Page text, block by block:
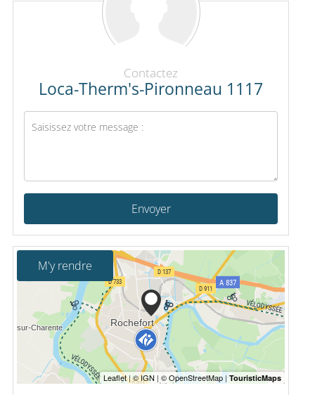
Contactez
Loca-Therm's-Pironneau 1117
Envoyer
M'y rendre